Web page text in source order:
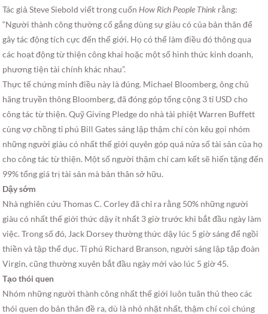
Tác giả Steve Siebold viết trong cuốn How Rich People Think rằng:
“Người thành công thường cố gắng dùng sự giàu có của bản thân để
gây tác động tích cực đến thế giới. Họ có thể làm điều đó thông qua
các hoạt động từ thiện công khai hoặc một số hình thức kinh doanh,
phương tiện tài chính khác nhau”.
Thực tế chứng minh điều này là đúng. Michael Bloomberg, ông chủ
hãng truyền thông Bloomberg, đã đóng góp tổng cộng 3 tỉ USD cho
công tác từ thiện. Quỹ Giving Pledge do nhà tài phiệt Warren Buffett
cùng vợ chồng tỉ phú Bill Gates sáng lập thậm chí còn kêu gọi nhóm
những người giàu có nhất thế giới quyên góp quá nửa số tài sản của họ
cho công tác từ thiện. Một số người thậm chí cam kết sẽ hiến tặng đến
99% tổng giá trị tài sản mà bản thân sở hữu.
Dậy sớm
Nhà nghiên cứu Thomas C. Corley đã chỉ ra rằng 50% những người
giàu có nhất thế giới thức dậy ít nhất 3 giờ trước khi bắt đầu ngày làm
việc. Trong số đó, Jack Dorsey thường thức dậy lúc 5 giờ sáng để ngồi
thiền và tập thể dục. Tỉ phú Richard Branson, người sáng lập tập đoàn
Virgin, cũng thường xuyên bắt đầu ngày mới vào lúc 5 giờ 45.
Tạo thói quen
Nhóm những người thành công nhất thế giới luôn tuân thủ theo các
thói quen do bản thân đề ra, dù là nhỏ nhặt nhất, thậm chí coi chúng